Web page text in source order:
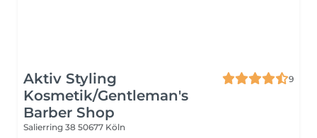
Aktiv Styling
Kosmetik/Gentleman's
Barber Shop
9
Salierring 38 50677 Köln